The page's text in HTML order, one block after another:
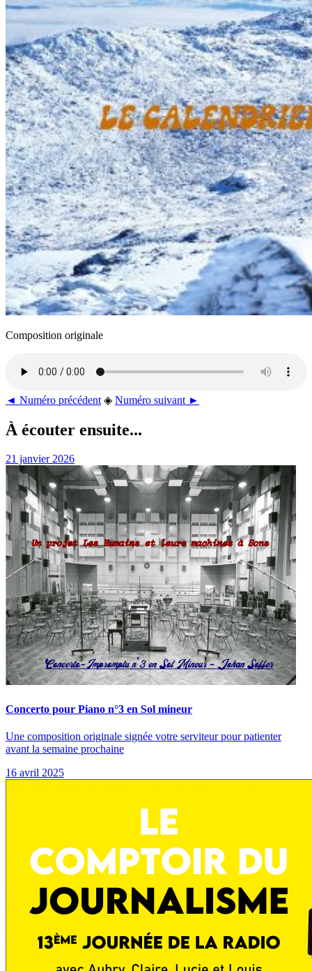
Composition originale
◄ Numéro précédent ◈ Numéro suivant ►
À écouter ensuite...
21 janvier 2026
Concerto pour Piano n°3 en Sol mineur
Une composition originale signée votre serviteur pour patienter
avant la semaine prochaine
16 avril 2025